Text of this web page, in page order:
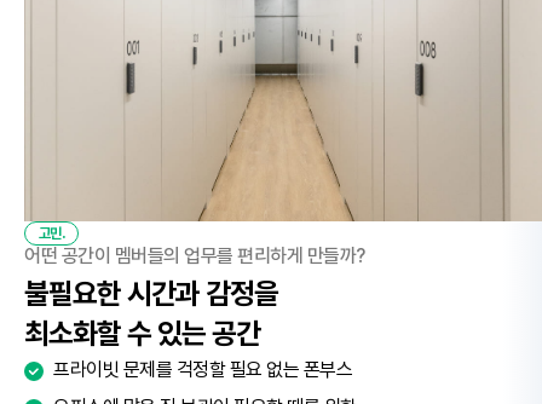
고민.
어떤 공간이 멤버들의 업무를 편리하게 만들까?
불필요한 시간과 감정을
최소화할 수 있는 공간
프라이빗 문제를 걱정할 필요 없는 폰부스